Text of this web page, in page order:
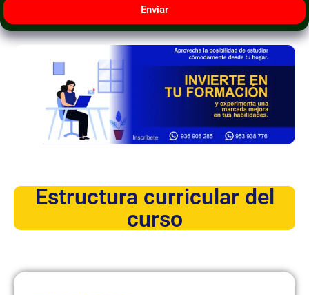
Enviar
Estructura curricular del
curso